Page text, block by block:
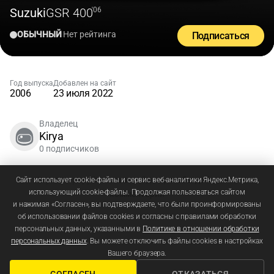
SuzukiGSR 400'06
ОБЫЧНЫЙНет рейтинга Подписаться
Год выпуска
2006
Добавлен на сайт
23 июля 2022
Владелец
Kirya
0 подписчиков
Зарегистрируйтесьиливойдите, чтобы добавлять
комментарии
Сайт использует cookie-файлы и сервис веб-аналитики Яндекс.Метрика,
использующий cookie-файлы. Продолжая пользоваться сайтом
и нажимая «Согласен», вы подтверждаете, что были проинформированы
об использовании файлов cookies и согласны с правилами обработки
персональных данных, указанными в Политике в отношении обработки
персональных данных. Вы можете отключить файлы cookies в настройках
Вашего браузера.